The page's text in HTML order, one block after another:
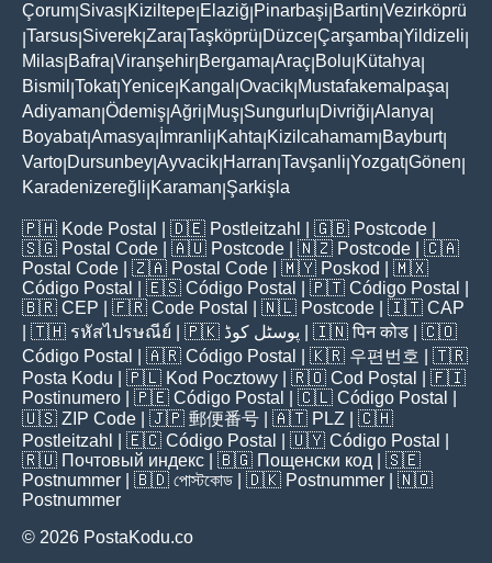
Çorum Sivas Kiziltepe Elaziğ Pinarbaşi Bartin Vezirköprü
Tarsus Siverek Zara Taşköprü Düzce Çarşamba Yildizeli
Milas Bafra Viranşehir Bergama Araç Bolu Kütahya
Bismil Tokat|Yenice Kangal Ovacik Mustafakemalpaşa
Adiyaman Ödemiş Ağri Muş Sungurlu Divriği Alanya
Boyabat|Amasya İmranli Kahta Kizilcahamam Bayburt|
Varto Dursunbey Ayvacik Harran Tavşanli Yozgat|Gönen
Karadenizereğli Karaman Şarkişla
🇵🇭 Kode Postal | 🇩🇪 Postleitzahl | 🇬🇧 Postcode
🇸🇬 Postal Code | 🇦🇺 Postcode | 🇳🇿 Postcode | 🇨🇦
Postal Code | 🇿🇦 Postal Code | 🇲🇾 Poskod
| 🇲🇽
Código Postal
| 🇪🇸 Código Postal | 🇵🇹 Código Postal
🇧🇷 CEP | 🇫🇷 Code Postal | 🇳🇱 Postcode | 🇮🇹 CAP
| 🇹🇭 รหัสไปรษณีย์ | 🇵🇰 پوسٹل کوڈ | 🇮🇳पिन कोड | 🇨🇴
Código Postal
| 🇦🇷 Código Postal | 🇰🇷 우편번호
| 🇹🇷
Posta Kodu | 🇵🇱 Kod Pocztowy | 🇷🇴 Cod Poștal
| 🇫🇮
Postinumero | 🇵🇪 Código Postal | 🇨🇱 Código Postal
🇺🇸 ZIP Code | 🇯🇵 郵便番号 | 🇦🇹 PLZ | 🇨🇭
Postleitzahl
| 🇪🇨 Código Postal | 🇺🇾 Código Postal
🇷🇺 Почтовый индекс | 🇧🇬 Пощенски код | 🇸🇪
Postnummer | 🇧🇩 পোস্টকোড | 🇩🇰 Postnummer | 🇳🇴
Postnummer
© 2026 PostaKodu.co